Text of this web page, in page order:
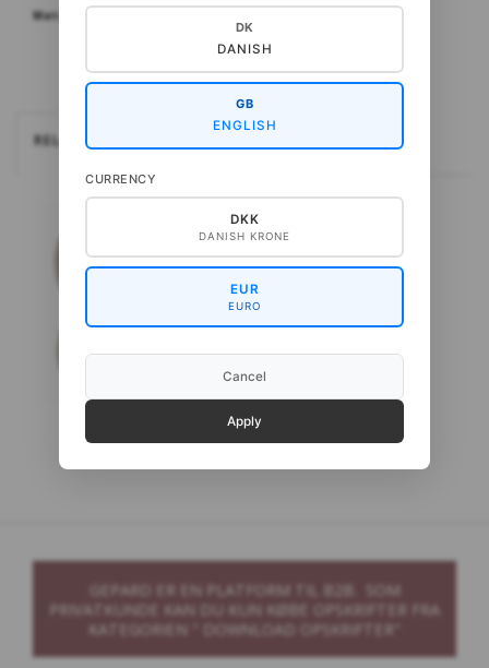
Materialer: Pura Lana fra Gepard
RELATEREDE
GEPARD ER EN PLATFORM TIL B2B. SOM
PRIVATKUNDE KAN DU KUN KØBE OPSKRIFTER FRA
KATEGORIEN " DOWNLOAD OPSKRIFTER"
DK
DANISH
GB
ENGLISH
CURRENCY
DKK
DANISH KRONE
EUR
EURO
Cancel
Apply